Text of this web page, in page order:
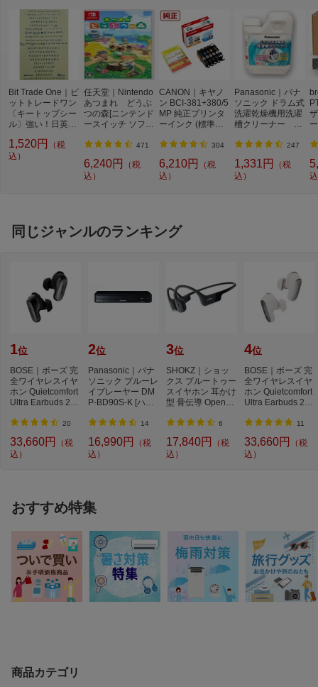
Bit Trade One｜ビ
ットトレードワン
〔キートップシー
ル〕強い！日英対
プシールセット ブ
ルー DYKTSBL
1,520円
（税
込）
任天堂｜Nintendo
あつまれ どうぶ
つの森[ニンテンド
ースイッチ ソフ
471
6,240円
（税
込）
CANON｜キヤノ
ン BCI-381+380/5
MP 純正プリンタ
ーインク (標準容
3813805MP] 304
6,210円
（税
込）
Panasonic｜パナ
ソニック ドラム式
洗濯乾燥機用洗濯
槽クリーナー N-
機 洗浄 洗剤 750m
247
1,331円
（税
込）
T
同じジャンルのランキング
1位
BOSE｜ボーズ 完
全ワイヤレスイヤ
ホン Quietcomfort
Ultra Earbuds 2nd
U...
20
33,660円
（税
込）
2位
Panasonic｜パナ
ソニック ブルーレ
イプレーヤー DM
P-BD90S-K [ハイ
用...
14
16,990円
（税
込）
3位
SHOKZ｜ショッ
クス ブルートゥー
スイヤホン 耳かけ
型 骨伝導 OpenRu
P...
6
17,840円
（税
込）
4位
BOSE｜ボーズ 完
全ワイヤレスイヤ
ホン Quietcomfort
Ultra Earbuds 2nd
O...
11
33,660円
（税
込）
おすすめ特集
商品カテゴリ